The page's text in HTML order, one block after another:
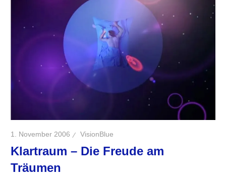
1. November 2006 VisionBlue
Klartraum – Die Freude am
Träumen